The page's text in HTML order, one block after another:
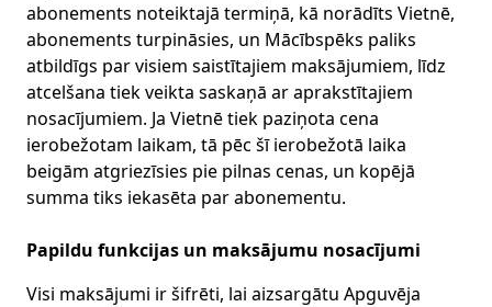
abonements noteiktajā termiņā, kā norādīts Vietnē,
abonements turpināsies, un Mācībspēks paliks
atbildīgs par visiem saistītajiem maksājumiem, līdz
atcelšana tiek veikta saskaņā ar aprakstītajiem
nosacījumiem. Ja Vietnē tiek paziņota cena
ierobežotam laikam, tā pēc šī ierobežotā laika
beigām atgriezīsies pie pilnas cenas, un kopējā
summa tiks iekasēta par abonementu.
Papildu funkcijas un maksājumu nosacījumi
Visi maksājumi ir šifrēti, lai aizsargātu Apguvēja